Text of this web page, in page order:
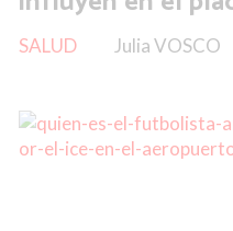
Julia VOSCO
SALUD